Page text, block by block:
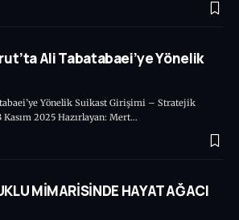
Ali Tabatabaei’ye Yönelik
Yönelik Suikast Girişimi – Stratejik
2025 Hazırlayan: Mert…
MİMARİSİNDE HAYAT AĞACI